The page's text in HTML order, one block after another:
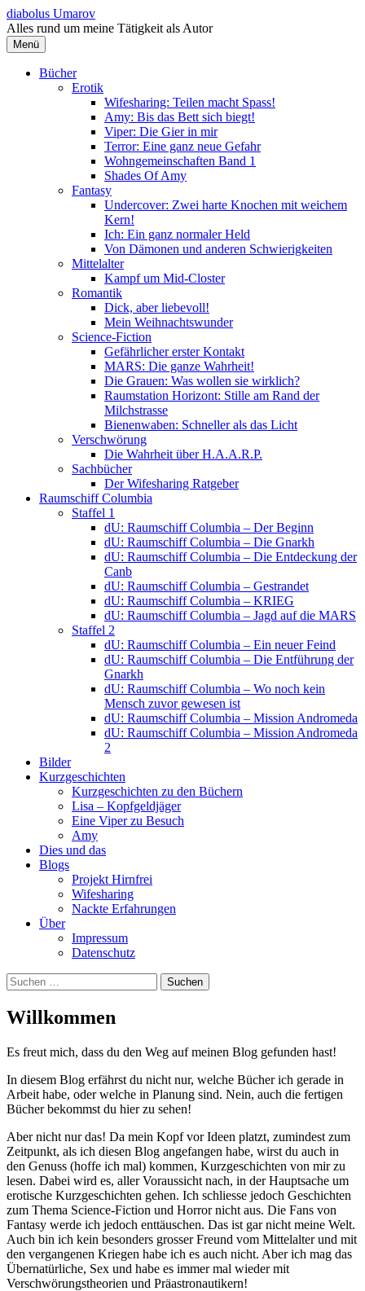
Springe
zum
Inhalt
diabolus Umarov
Alles rund um meine Tätigkeit als Autor
Menü
Bücher
Erotik
Wifesharing: Teilen macht Spass!
Amy: Bis das Bett sich biegt!
Viper: Die Gier in mir
Terror: Eine ganz neue Gefahr
Wohngemeinschaften Band 1
Shades Of Amy
Fantasy
Undercover: Zwei harte Knochen mit weichem
Kern!
Ich: Ein ganz normaler Held
Von Dämonen und anderen Schwierigkeiten
Mittelalter
Kampf um Mid-Closter
Romantik
Dick, aber liebevoll!
Mein Weihnachtswunder
Science-Fiction
Gefährlicher erster Kontakt
MARS: Die ganze Wahrheit!
Die Grauen: Was wollen sie wirklich?
Raumstation Horizont: Stille am Rand der
Milchstrasse
Bienenwaben: Schneller als das Licht
Verschwörung
Die Wahrheit über H.A.A.R.P.
Sachbücher
Der Wifesharing Ratgeber
Raumschiff Columbia
Staffel 1
dU: Raumschiff Columbia – Der Beginn
dU: Raumschiff Columbia – Die Gnarkh
dU: Raumschiff Columbia – Die Entdeckung der
Canb
dU: Raumschiff Columbia – Gestrandet
dU: Raumschiff Columbia – KRIEG
dU: Raumschiff Columbia – Jagd auf die MARS
Staffel 2
dU: Raumschiff Columbia – Ein neuer Feind
dU: Raumschiff Columbia – Die Entführung der
Gnarkh
dU: Raumschiff Columbia – Wo noch kein
Mensch zuvor gewesen ist
dU: Raumschiff Columbia – Mission Andromeda
dU: Raumschiff Columbia – Mission Andromeda
2
Bilder
Kurzgeschichten
Kurzgeschichten zu den Büchern
Lisa – Kopfgeldjäger
Eine Viper zu Besuch
Amy
Dies und das
Blogs
Projekt Hirnfrei
Wifesharing
Nackte Erfahrungen
Über
Impressum
Datenschutz
Suchen
nach:
Willkommen
Es freut mich, dass du den Weg auf meinen Blog gefunden hast!
In diesem Blog erfährst du nicht nur, welche Bücher ich gerade in
Arbeit habe, oder welche in Planung sind. Nein, auch die fertigen
Bücher bekommst du hier zu sehen!
Aber nicht nur das! Da mein Kopf vor Ideen platzt, zumindest zum
Zeitpunkt, als ich diesen Blog angefangen habe, wirst du auch in
den Genuss (hoffe ich mal) kommen, Kurzgeschichten von mir zu
lesen. Dabei wird es, aller Voraussicht nach, in der Hauptsache um
erotische Kurzgeschichten gehen. Ich schliesse jedoch Geschichten
zum Thema Science-Fiction und Horror nicht aus. Die Fans von
Fantasy werde ich jedoch enttäuschen. Das ist gar nicht meine Welt.
Auch bin ich kein besonders grosser Freund vom Mittelalter und mit
den vergangenen Kriegen habe ich es auch nicht. Aber ich mag das
Übernatürliche, Sex und habe es immer mal wieder mit
Verschwörungstheorien und Präastronautikern!